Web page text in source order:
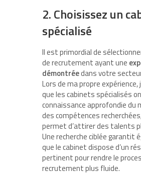
2. Choisissez un
spécialisé
Il est primordial de
de recrutement ayant une
démontréedans votre
Lors de ma propre expérience,
que les cabinets spécialisés
connaissance approfondie du
des compétences
permet d’attirer des talents
Une recherche ciblée garantit
que le cabinet dispose d’un
pertinent pour rendre le
recrutement plus fluide.